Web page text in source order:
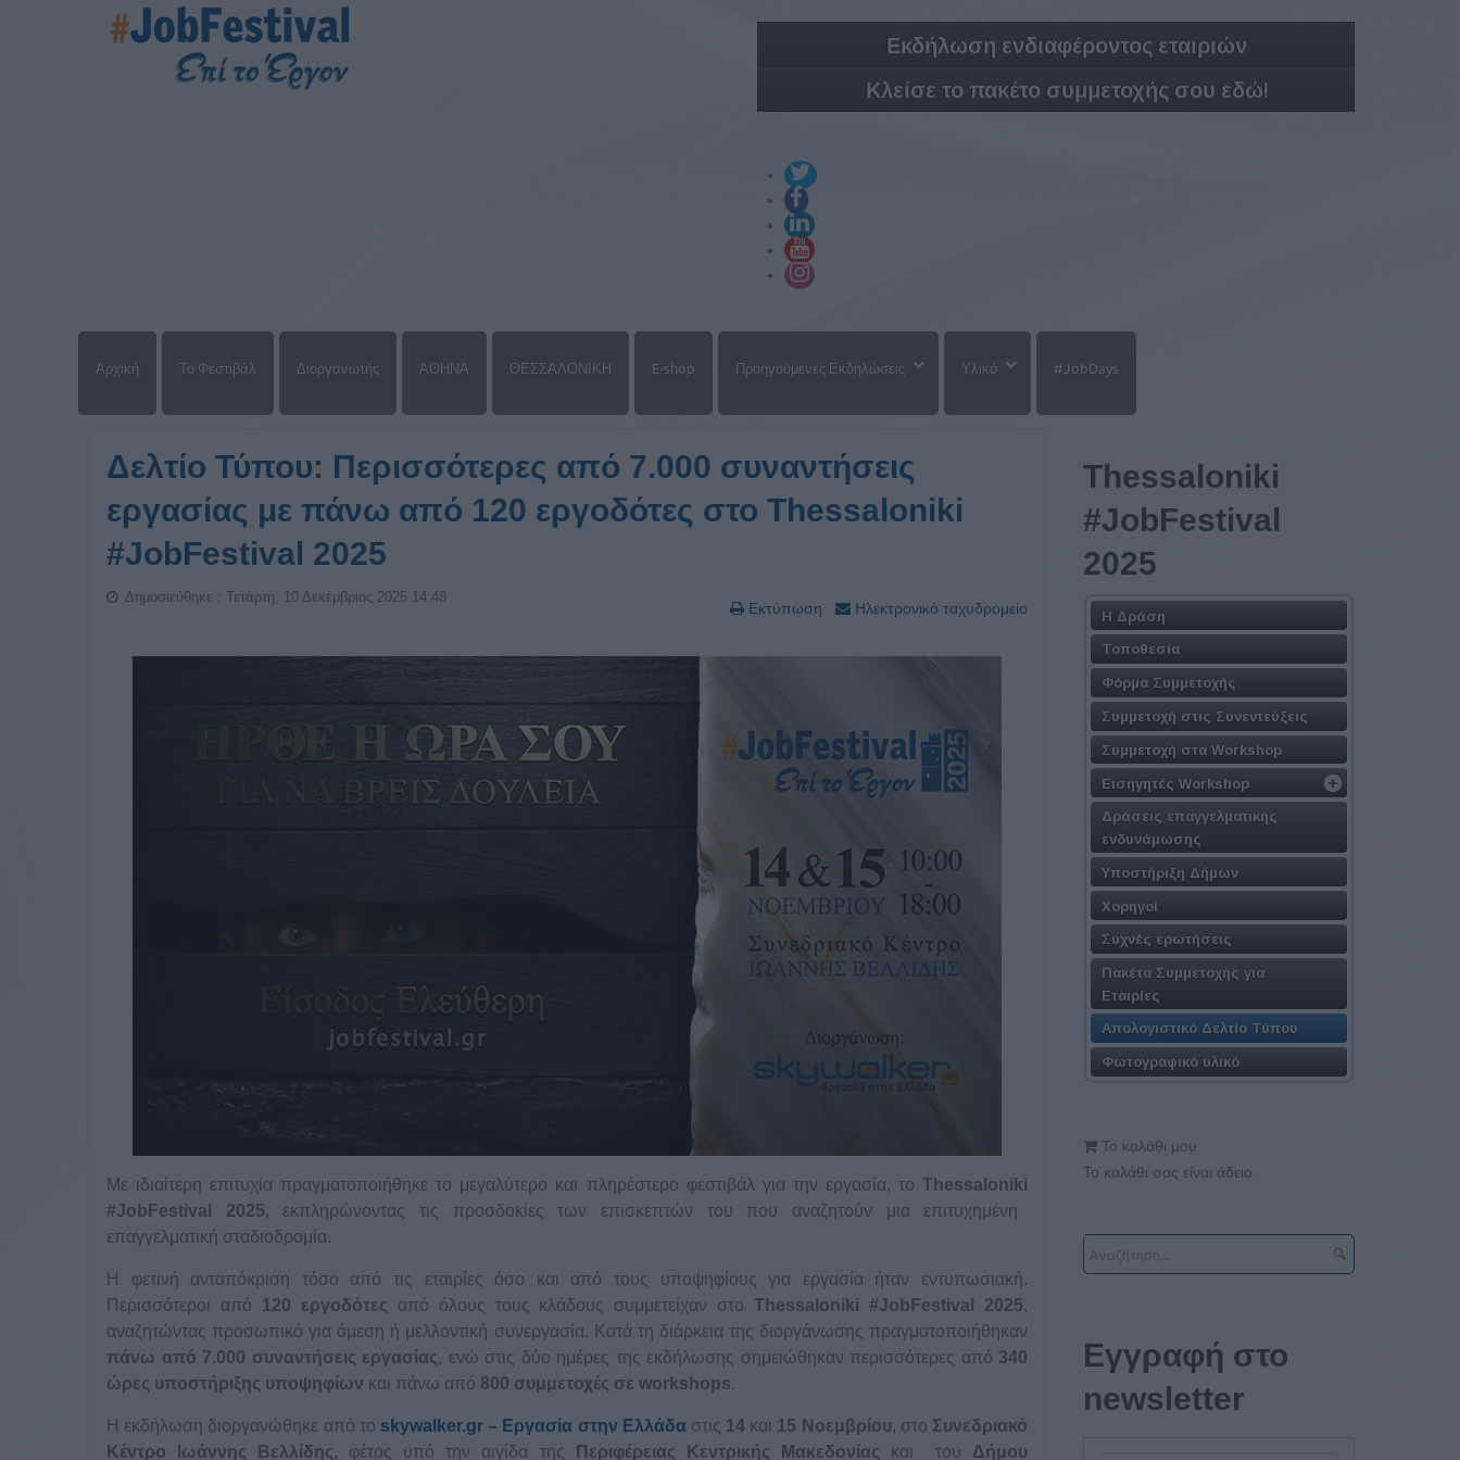
Εκδήλωση ενδιαφέροντος εταιριών
Κλείσε το πακέτο συμμετοχής σου εδώ!
Αρχική Το Φεστιβάλ Διοργανωτής ΑΘΗΝΑ ΘΕΣΣΑΛΟΝΙΚΗ E-shop Προηγούμενες Εκδηλώσεις Υλικό #JobDays
Δελτίο Τύπου: Περισσότερες από 7.000 συναντήσεις
εργασίας με πάνω από 120 εργοδότες στο Thessaloniki
#JobFestival 2025
Εκτύπωση Ηλεκτρονικό ταχυδρομείο
Δημοσιεύθηκε : Τετάρτη, 10 Δεκέμβριος 2025 14:48
Με ιδιαίτερη επιτυχία πραγματοποιήθηκε το μεγαλύτερο και πληρέστερο φεστιβάλ για την εργασία, το Thessaloniki
#JobFestival 2025, εκπληρώνοντας τις προσδοκίες των επισκεπτών του που αναζητούν μια επιτυχημένη
επαγγελματική σταδιοδρομία.
Η φετινή ανταπόκριση τόσο από τις εταιρίες όσο και από τους υποψηφίους για εργασία ήταν εντυπωσιακή.
Περισσότεροι από 120 εργοδότες από όλους τους κλάδους συμμετείχαν στοThessaloniki #JobFestival 2025,
αναζητώντας προσωπικό για άμεση ή μελλοντική συνεργασία. Κατά τη διάρκεια της διοργάνωσης πραγματοποιήθηκαν
πάνω από 7.000 συναντήσεις εργασίας, ενώ στις δύο ημέρες της εκδήλωσης σημειώθηκαν περισσότερες από 340
ώρες υποστήριξης υποψηφίων και πάνω από 800 συμμετοχές σε workshops.
Η εκδήλωση διοργανώθηκε από το skywalker.gr– Εργασία στην Ελλάδαστις 14 και 15 Νοεμβρίου, στο Συνεδριακό
Κέντρο Ιωάννης Βελλίδης, φέτος υπό την αιγίδα της Περιφέρειας Κεντρικής Μακεδονίας και του Δήμου
Thessaloniki
#JobFestival
2025
Η Δράση
Τοποθεσία
Φόρμα Συμμετοχής
Συμμετοχή στις Συνεντεύξεις
Συμμετοχή στα Workshop
Εισηγητές Workshop
Δράσεις επαγγελματικής
ενδυνάμωσης
Υποστήριξη Δήμων
Χορηγοί
Συχνές ερωτήσεις
Πακέτα Συμμετοχής για
Εταιρίες
Απολογιστικό Δελτίο Τύπου
Φωτογραφικό υλικό
Το καλάθι μου
Το καλάθι σας είναι άδειο.
Εγγραφή στο
newsletter